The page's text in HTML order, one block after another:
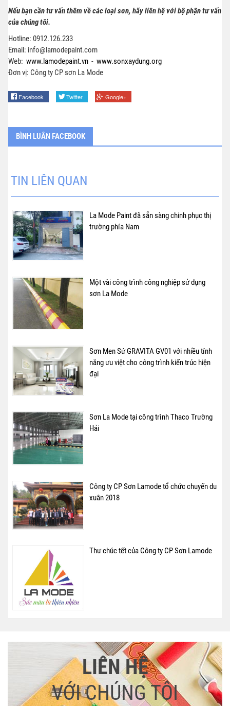
Nếu bạn cần tư vấn thêm về các loại sơn, hãy liên hệ với bộ phận tư vấn
của chúng tôi.
Hotline: 0912.126.233
Email: info@lamodepaint.com
Web: www.lamodepaint.vn - www.sonxaydung.org
Đơn vị: Công ty CP sơn La Mode
Facebook Twitter Google+
BÌNH LUÂN FACEBOOK
TIN LIÊN QUAN
La Mode Paint đã sẵn sàng chinh phục thị
trường phía Nam
Một vài công trình công nghiệp sử dụng
sơn La Mode
Sơn Men Sứ GRAVITA GV01 với nhiều tính
năng ưu việt cho công trình kiến trúc hiện
đại
Sơn La Mode tại công trình Thaco Trường
Hải
Công ty CP Sơn Lamode tổ chức chuyến du
xuân 2018
Thư chúc tết của Công ty CP Sơn Lamode
LIÊN HỆ
VỚI CHÚNG TÔI